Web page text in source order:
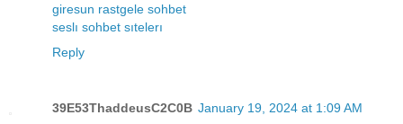
giresun rastgele sohbet
seslı sohbet sıtelerı
Reply
39E53ThaddeusC2C0B January 19, 2024 at 1:09 AM